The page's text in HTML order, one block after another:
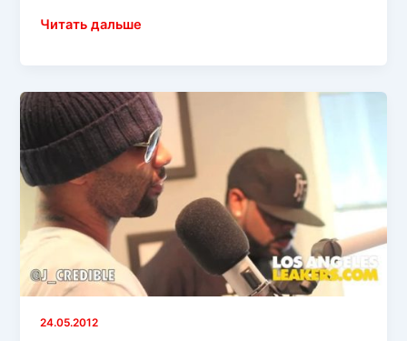
Выступление
в Париже
21 мая
со своим
хитом
«My Life»
Читать дальше
24.05.2012